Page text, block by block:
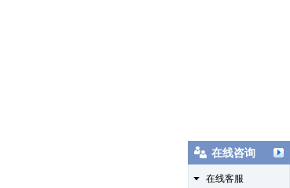
在线咨询
在线客服